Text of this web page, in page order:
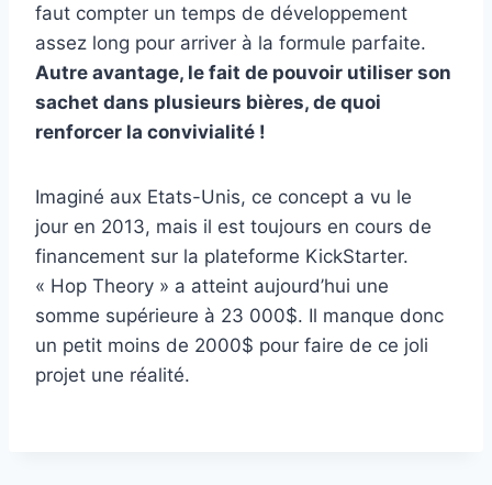
faut compter un temps de développement
assez long pour arriver à la formule parfaite.
Autre avantage, le fait de pouvoir utiliser son
sachet dans plusieurs bières, de quoi
renforcer la convivialité !
Imaginé aux Etats-Unis, ce concept a vu le
jour en 2013, mais il est toujours en cours de
financement sur la plateforme KickStarter.
« Hop Theory » a atteint aujourd’hui une
somme supérieure à 23 000$. Il manque donc
un petit moins de 2000$ pour faire de ce joli
projet une réalité.